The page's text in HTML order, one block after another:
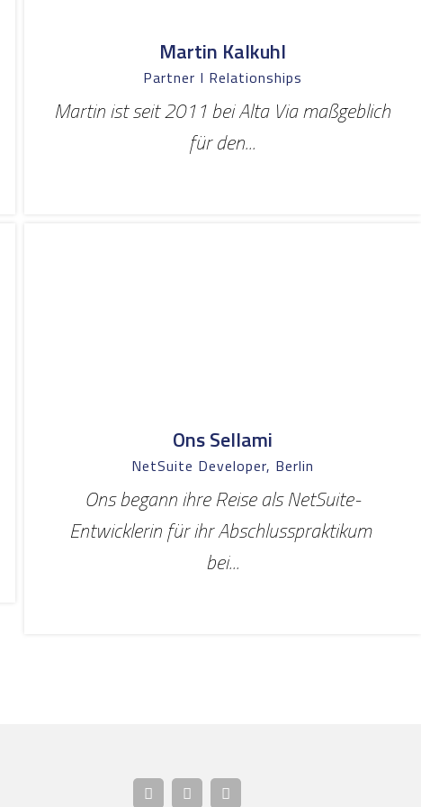
Martin Kalkuhl
Partner I Relationships
Martin ist seit 2011 bei Alta Via maßgeblich
für den...
Ons Sellami
NetSuite Developer, Berlin
Ons begann ihre Reise als NetSuite-
Entwicklerin für ihr Abschlusspraktikum
bei...